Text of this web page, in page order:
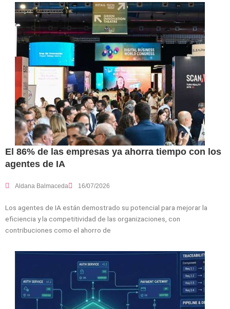
El 86% de las empresas ya ahorra tiempo con los
agentes de IA
Aldana Balmaceda 16/07/2026
Los agentes de IA están demostrado su potencial para mejorar la
eficiencia y la competitividad de las organizaciones, con
contribuciones como el ahorro de